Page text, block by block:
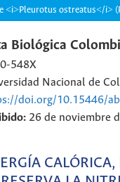
<i>Pleurotus ostreatus</i>